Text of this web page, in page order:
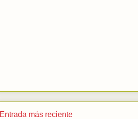
Entrada más reciente